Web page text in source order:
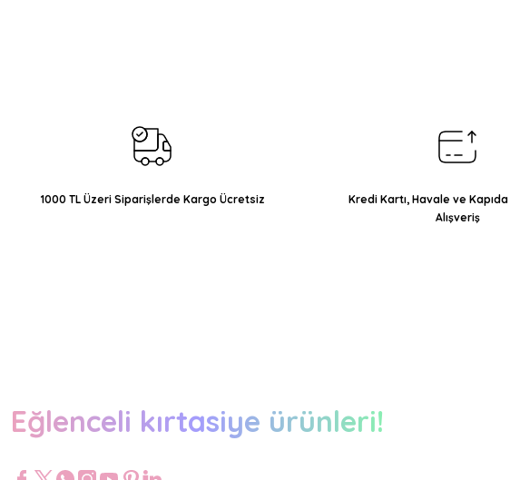
Ürün fiyatı diğer sitelerden daha pahalı.
Bu ürüne benzer farklı alternatifler olmalı.
1000 TL Üzeri Siparişlerde Kargo Ücretsiz
Kredi Kartı, Havale ve
Alışveriş
Eğlenceli kırtasiye ürünleri!